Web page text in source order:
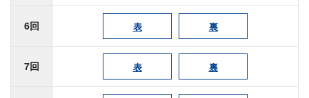
6回 表 裏
7回 表 裏